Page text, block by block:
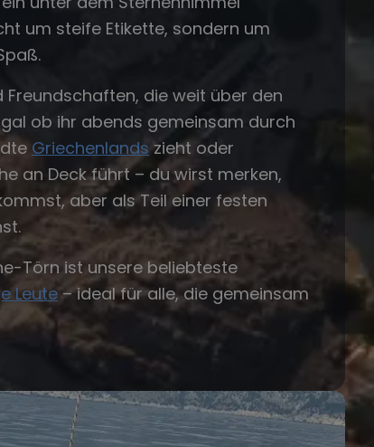
um steife Etikette, sondern um
die weit über den
ob ihr abends gemeinsam durch
Griechenlandszieht oder
an Deck führt – du wirst merken,
aber als Teil einer festen
Törn ist unsere beliebteste
Leute– ideal für alle, die gemeinsam